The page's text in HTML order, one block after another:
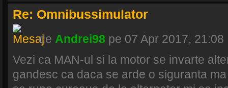
Re: Omnibussimulator
de Andrei98 pe 07 Apr 2017, 21:08
Vezi ca MAN-ul si la motor se invarte
gandesc ca daca se arde o siguranta